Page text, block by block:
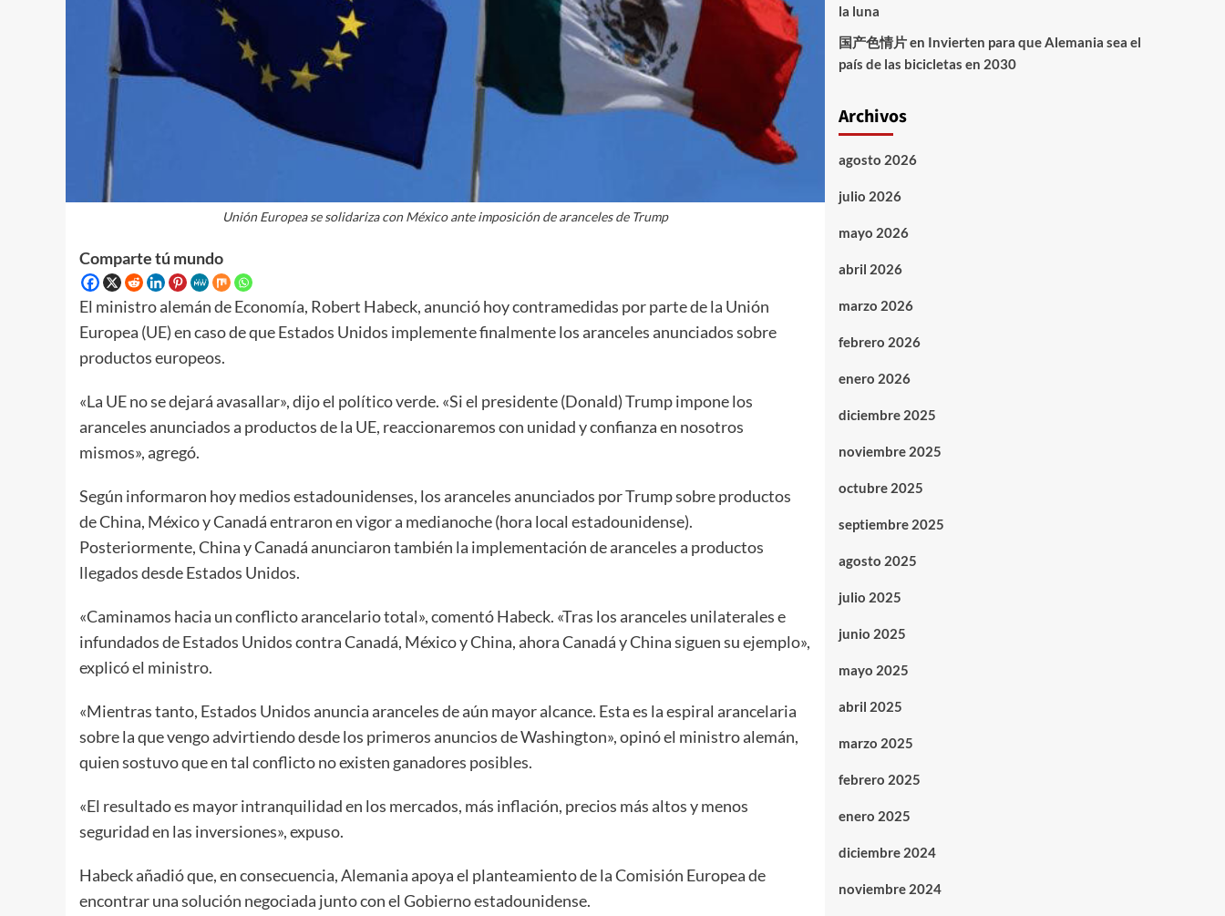
Unión Europea se solidariza con México ante imposición de aranceles de Trump
Comparte tú mundo
El ministro alemán de Economía, Robert Habeck, anunció hoy contramedidas por parte de la Unión
Europea (UE) en caso de que Estados Unidos implemente finalmente los aranceles anunciados sobre
productos europeos.
«La UE no se dejará avasallar», dijo el político verde. «Si el presidente (Donald) Trump impone los
aranceles anunciados a productos de la UE, reaccionaremos con unidad y confianza en nosotros
mismos», agregó.
Según informaron hoy medios estadounidenses, los aranceles anunciados por Trump sobre productos
de China, México y Canadá entraron en vigor a medianoche (hora local estadounidense).
Posteriormente, China y Canadá anunciaron también la implementación de aranceles a productos
llegados desde Estados Unidos.
«Caminamos hacia un conflicto arancelario total», comentó Habeck. «Tras los aranceles unilaterales e
infundados de Estados Unidos contra Canadá, México y China, ahora Canadá y China siguen su ejemplo»,
explicó el ministro.
«Mientras tanto, Estados Unidos anuncia aranceles de aún mayor alcance. Esta es la espiral arancelaria
sobre la que vengo advirtiendo desde los primeros anuncios de Washington», opinó el ministro alemán,
quien sostuvo que en tal conflicto no existen ganadores posibles.
«El resultado es mayor intranquilidad en los mercados, más inflación, precios más altos y menos
seguridad en las inversiones», expuso.
Habeck añadió que, en consecuencia, Alemania apoya el planteamiento de la Comisión Europea de
encontrar una solución negociada junto con el Gobierno estadounidense.
la luna
国产色情片en Invierten para que Alemania sea el
país de las bicicletas en 2030
Archivos
agosto 2026
julio 2026
mayo 2026
abril 2026
marzo 2026
febrero 2026
enero 2026
diciembre 2025
noviembre 2025
octubre 2025
septiembre 2025
agosto 2025
julio 2025
junio 2025
mayo 2025
abril 2025
marzo 2025
febrero 2025
enero 2025
diciembre 2024
noviembre 2024